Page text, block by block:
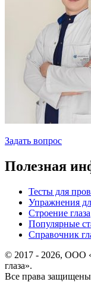
Задать вопрос
Полезная
Тесты для
Упражнения
Строение глаза
Популярные
Справочник
© 2017 - 2026, ООО
глаза».
Все права